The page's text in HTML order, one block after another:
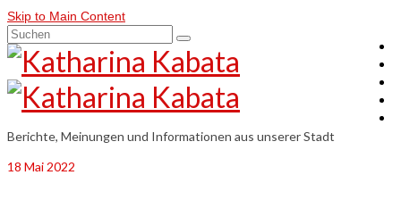
Skip to Main Content
Suchen
nach:
Berichte, Meinungen und Informationen aus unserer Stadt
18 Mai 2022